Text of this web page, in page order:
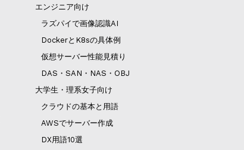
エンジニア向け
ラズパイで画像認識AI
DockerとK8sの具体例
仮想サーバー性能見積り
DAS・SAN・NAS・OBJ
大学生・理系女子向け
クラウドの基本と用語
AWSでサーバー作成
DX用語10選